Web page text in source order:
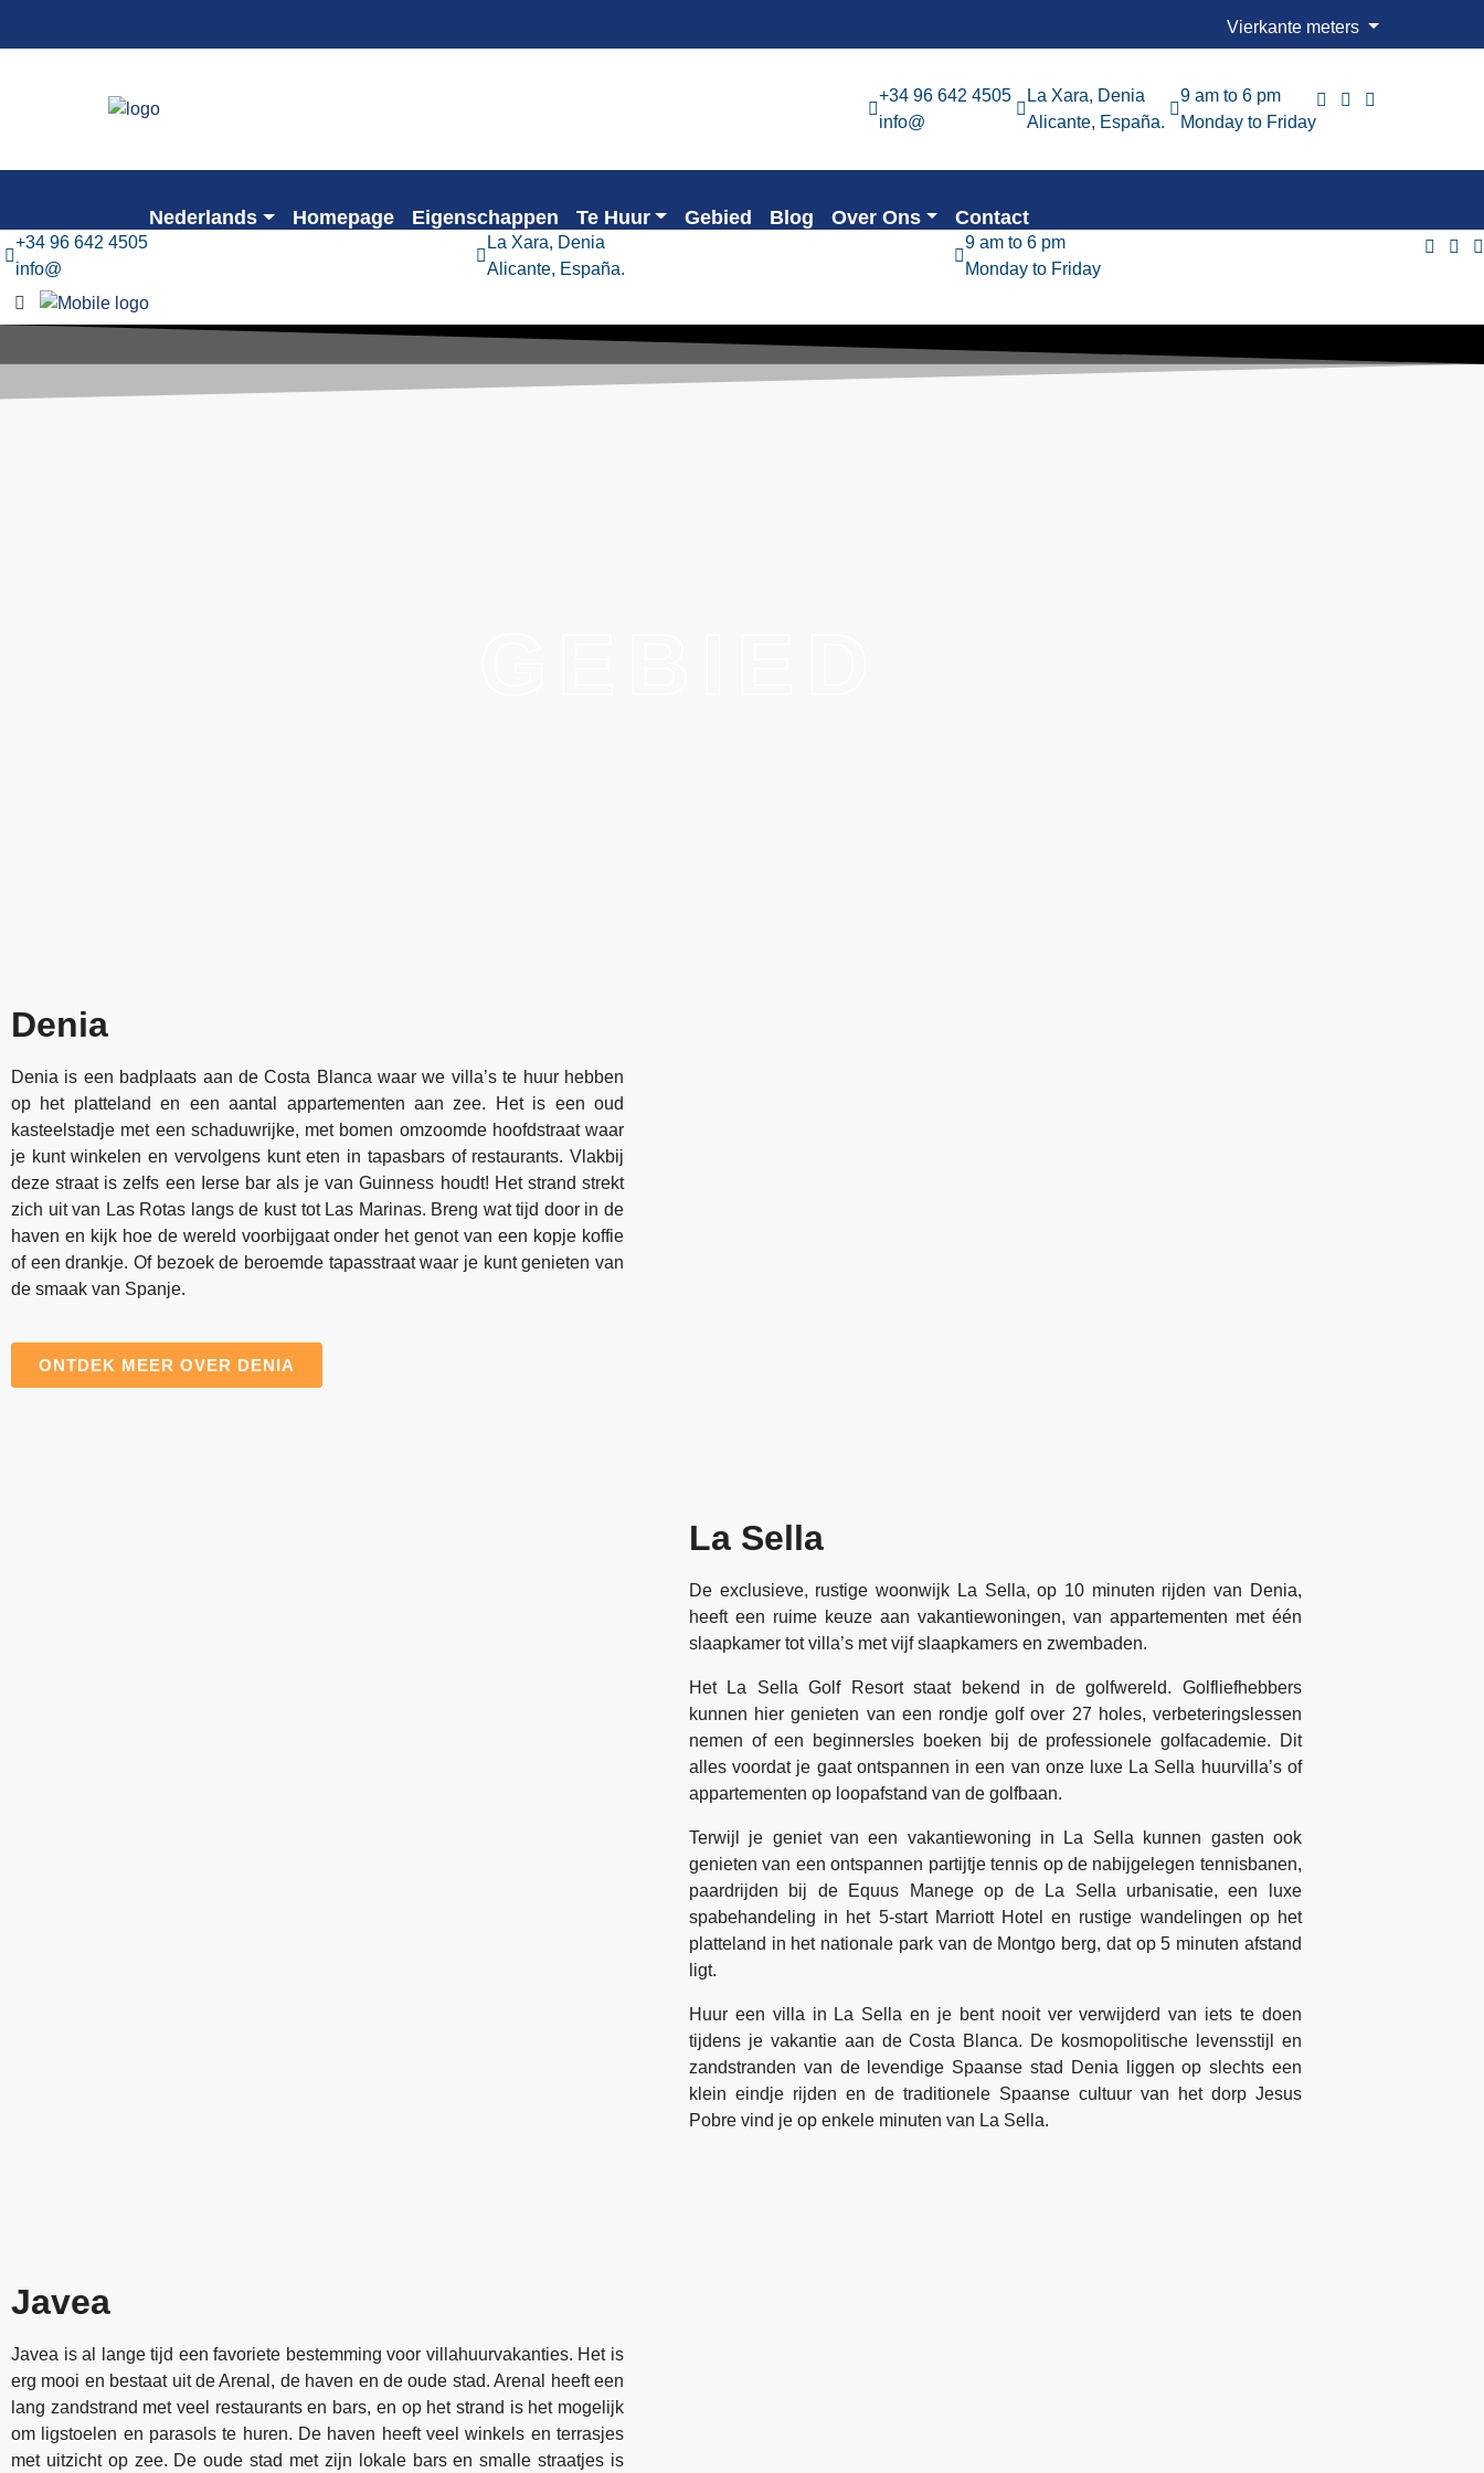
Vierkante meters
+34 96 642 4505
info@
La Xara, Denia
Alicante, España.
9 am to 6 pm
Monday to Friday
Nederlands Homepage Eigenschappen Te Huur Gebied Blog Over Ons Contact
+34 96 642 4505
info@
La Xara, Denia
Alicante, España.
9 am to 6 pm
Monday to Friday
Denia
Denia is een badplaats aan de Costa Blanca waar we villa’s te huur hebben
op het platteland en een aantal appartementen aan zee. Het is een oud
kasteelstadje met een schaduwrijke, met bomen omzoomde hoofdstraat waar
je kunt winkelen en vervolgens kunt eten in tapasbars of restaurants. Vlakbij
deze straat is zelfs een Ierse bar als je van Guinness houdt! Het strand strekt
zich uit van Las Rotas langs de kust tot Las Marinas. Breng wat tijd door in de
haven en kijk hoe de wereld voorbijgaat onder het genot van een kopje koffie
of een drankje. Of bezoek de beroemde tapasstraat waar je kunt genieten van
de smaak van Spanje.
ONTDEK MEER OVER DENIA
La Sella
De exclusieve, rustige woonwijk La Sella, op 10 minuten rijden van Denia,
heeft een ruime keuze aan vakantiewoningen, van appartementen met één
slaapkamer tot villa’s met vijf slaapkamers en zwembaden.
Het La Sella Golf Resort staat bekend in de golfwereld. Golfliefhebbers
kunnen hier genieten van een rondje golf over 27 holes, verbeteringslessen
nemen of een beginnersles boeken bij de professionele golfacademie. Dit
alles voordat je gaat ontspannen in een van onze luxe La Sella huurvilla’s of
appartementen op loopafstand van de golfbaan.
Terwijl je geniet van een vakantiewoning in La Sella kunnen gasten ook
genieten van een ontspannen partijtje tennis op de nabijgelegen tennisbanen,
paardrijden bij de Equus Manege op de La Sella urbanisatie, een luxe
spabehandeling in het 5-start Marriott Hotel en rustige wandelingen op het
platteland in het nationale park van de Montgo berg, dat op 5 minuten afstand
ligt.
Huur een villa in La Sella en je bent nooit ver verwijderd van iets te doen
tijdens je vakantie aan de Costa Blanca. De kosmopolitische levensstijl en
zandstranden van de levendige Spaanse stad Denia liggen op slechts een
klein eindje rijden en de traditionele Spaanse cultuur van het dorp Jesus
Pobre vind je op enkele minuten van La Sella.
Javea
Javea is al lange tijd een favoriete bestemming voor villahuurvakanties. Het is
erg mooi en bestaat uit de Arenal, de haven en de oude stad. Arenal heeft een
lang zandstrand met veel restaurants en bars, en op het strand is het mogelijk
om ligstoelen en parasols te huren. De haven heeft veel winkels en terrasjes
met uitzicht op zee. De oude stad met zijn lokale bars en smalle straatjes is